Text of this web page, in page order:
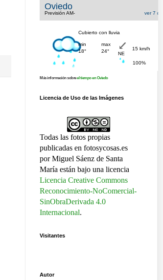
Más información sobreel tiempo en Oviedo
Licencia de Uso de las Imágenes
Todas las fotos propias
publicadas en fotosycosas.es
por Miguel Sáenz de Santa
María están bajo una licencia
Licencia Creative Commons
Reconocimiento-NoComercial-
SinObraDerivada 4.0
Internacional.
Visitantes
Autor